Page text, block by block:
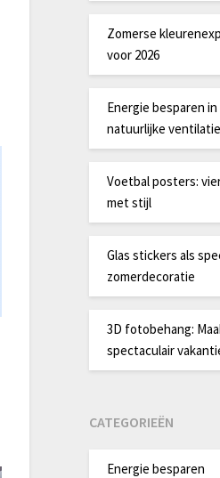
Zomerse
voor 2026
Energie besparen
natuurlijke ventilatie
Voetbal posters:
met stijl
Glas stickers als
zomerdecoratie
3D fotobehang:
spectaculair
CATEGORIEËN
Energie besparen